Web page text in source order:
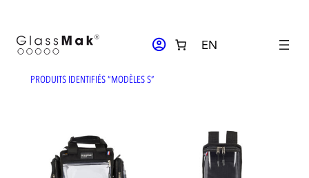
contenu
ACCOUNT_CIRCLE EN
PRODUITS IDENTIFIÉS “MODÈLES S”